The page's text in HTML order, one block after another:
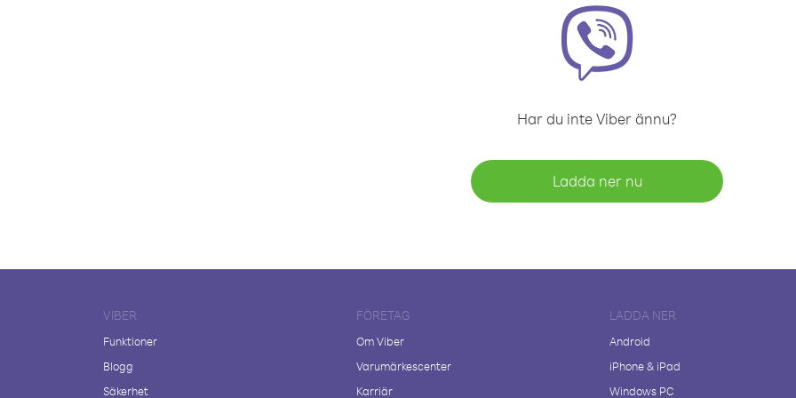
Har du inte Viber ännu?
Ladda ner nu
VIBER
Funktioner
Blogg
Säkerhet
FÖRETAG
Om Viber
Varumärkescenter
Karriär
LADDA NER
Android
iPhone & iPad
Windows PC